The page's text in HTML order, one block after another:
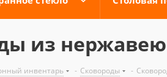
из
инвентарь - Сковороды -